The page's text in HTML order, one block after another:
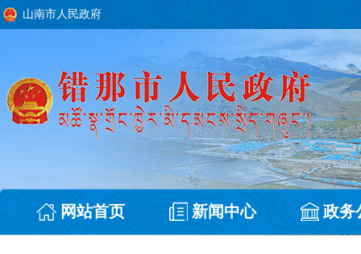
山南市人民政府
网站首页 新闻中心 政务